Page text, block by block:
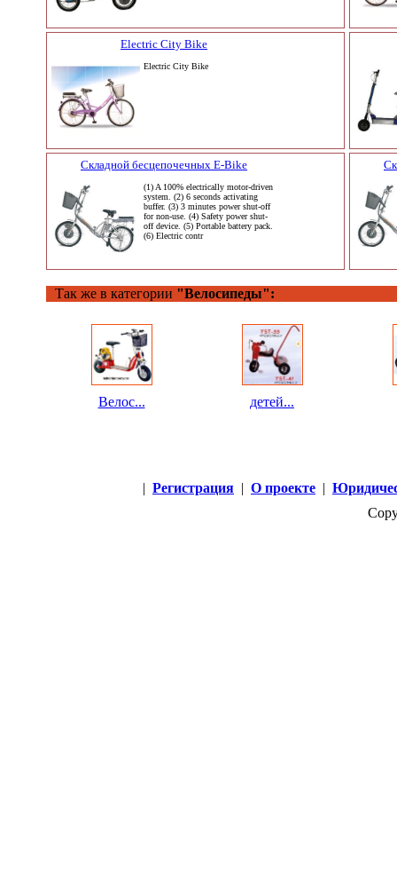
Electric City Bike
Electric City Bike
Складной бесцепочечных E-Bike
(1) A 100% electrically motor-driven
system. (2) 6 seconds activating
buffer. (3) 3 minutes power shut-off
for non-use. (4) Safety power shut-
off device. (5) Portable battery pack.
(6) Electric contr
Так же в категории "Велосипеды":
Велос... детей...
| Регистрация | О проекте |